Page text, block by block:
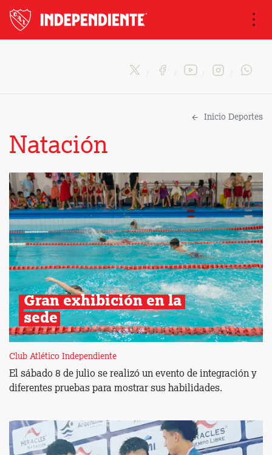
Inicio Deportes
Natación
Gran exhibición en la
sede
Club Atlético Independiente
El sábado 8 de julio se realizó un evento de integración y
diferentes pruebas para mostrar sus habilidades.